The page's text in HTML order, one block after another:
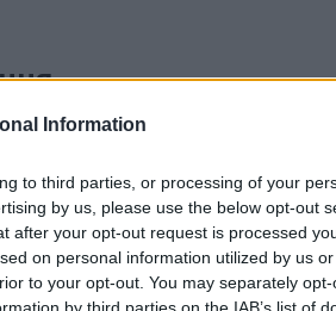
Information
to third parties, or processing of your
by us, please use the below opt-out
after your opt-out request is processed
on personal information utilized by us
to your opt-out. You may separately
менш стиснуті і мають вищу
статті та сторінки цього веб-
пропускної здатності.